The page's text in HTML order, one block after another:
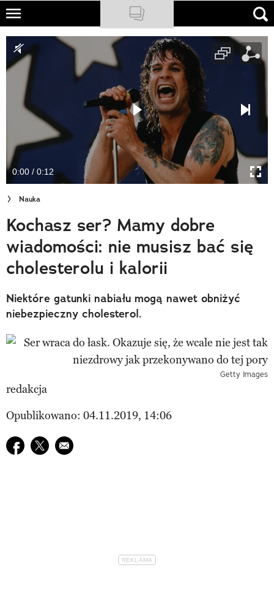
Skip
main
content
NATIONAL GEOGRAPHIC
TRAVELER
PODCASTY
Newsletter
Cuda Polski
Wielki Konkurs Fotograficzny
Trendbook Podróżniczy
Polecane
0:00 / 0:12
Nauka
Kochasz ser? Mamy dobre
wiadomości: nie musisz bać się
cholesterolu i kalorii
Niektóre gatunki nabiału mogą nawet obniżyć
niebezpieczny cholesterol.
Getty Images
redakcja
Opublikowano: 04.11.2019, 14:06
Udostępnij na facebook
Udostępnij na twitter
E-mail do przyjaciela